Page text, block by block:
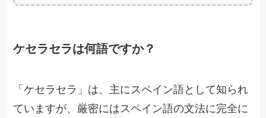
ケセラセラは何語ですか？
「ケセラセラ」は、主にスペイン語として知られ
ていますが、厳密にはスペイン語の文法に完全に